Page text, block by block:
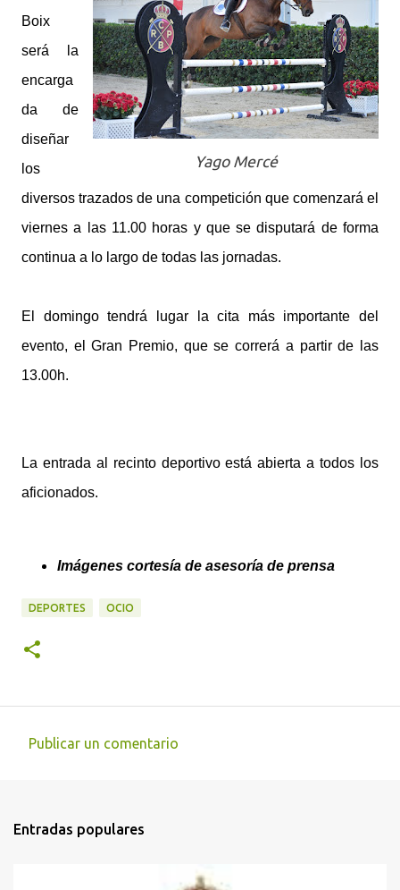
Yago Mercé
Boix
será la
encarga
da de
diseñar
los
diversos trazados de una competición que comenzará el
viernes a las 11.00 horas y que se disputará de forma
continua a lo largo de todas las jornadas.
El domingo tendrá lugar la cita más importante del
evento, el Gran Premio, que se correrá a partir de las
13.00h.
La entrada al recinto deportivo está abierta a todos los
aficionados.
Imágenes cortesía de asesoría de prensa
DEPORTES OCIO
e
Publicar un comentario
Entradas populares